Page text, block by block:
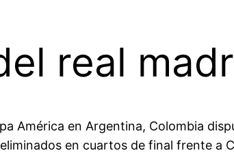
real
América en Argentina, Colombia
en cuartos de final frente a